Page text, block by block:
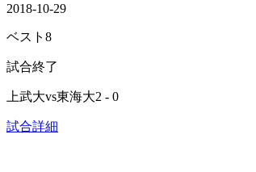
2018-10-29
ベスト8
試合終了
上武大vs東海大2 - 0
試合詳細